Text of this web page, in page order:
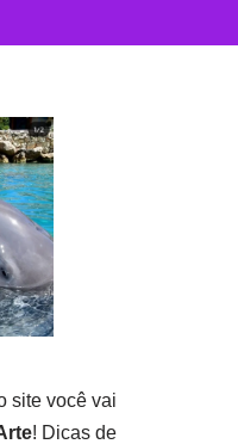
site você vai
! Dicas de